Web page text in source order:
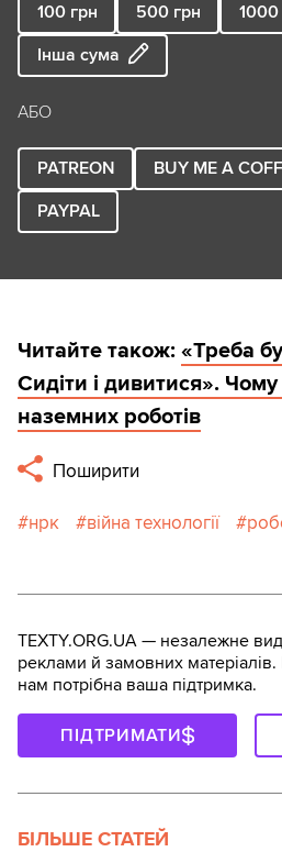
100 грн 500 грн 1000
Інша сума
АБО
PATREON BUY ME A
PAYPAL
Читайте також: «Треба
Сидіти і дивитися».
наземних роботів
Поширити
нрк війна технології
TEXTY.ORG.UA — незалежне
реклами й замовних
нам потрібна ваша підтримка.
ПІДТРИМАТИ
БІЛЬШЕ СТАТЕЙ